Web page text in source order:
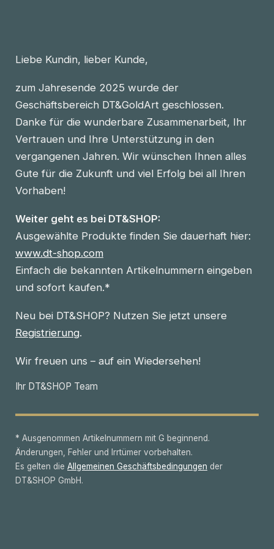
Liebe Kundin, lieber Kunde,
zum Jahresende 2025 wurde der
Geschäftsbereich DT&GoldArt geschlossen.
Danke für die wunderbare Zusammenarbeit, Ihr
Vertrauen und Ihre Unterstützung in den
vergangenen Jahren. Wir wünschen Ihnen alles
Gute für die Zukunft und viel Erfolg bei all Ihren
Vorhaben!
Weiter geht es bei DT&SHOP:
Ausgewählte Produkte finden Sie dauerhaft hier:
www.dt-shop.com
Einfach die bekannten Artikelnummern eingeben
und sofort kaufen.*
Neu bei DT&SHOP? Nutzen Sie jetzt unsere
Registrierung.
Wir freuen uns – auf ein Wiedersehen!
Ihr DT&SHOP Team
* Ausgenommen Artikelnummern mit G beginnend.
Änderungen, Fehler und Irrtümer vorbehalten.
Es gelten die Allgemeinen Geschäftsbedingungen der
DT&SHOP GmbH.